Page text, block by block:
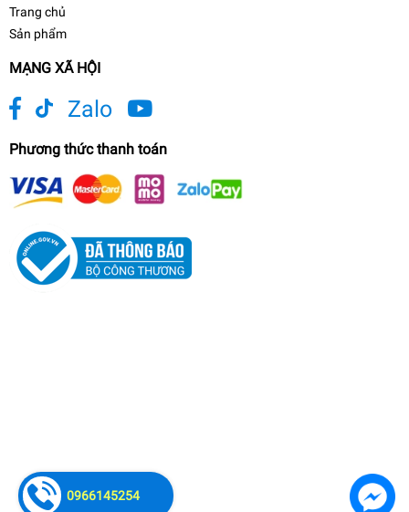
Trang chủ
Sản phẩm
MẠNG XÃ HỘI
Zalo
Phương thức thanh toán
0966145254